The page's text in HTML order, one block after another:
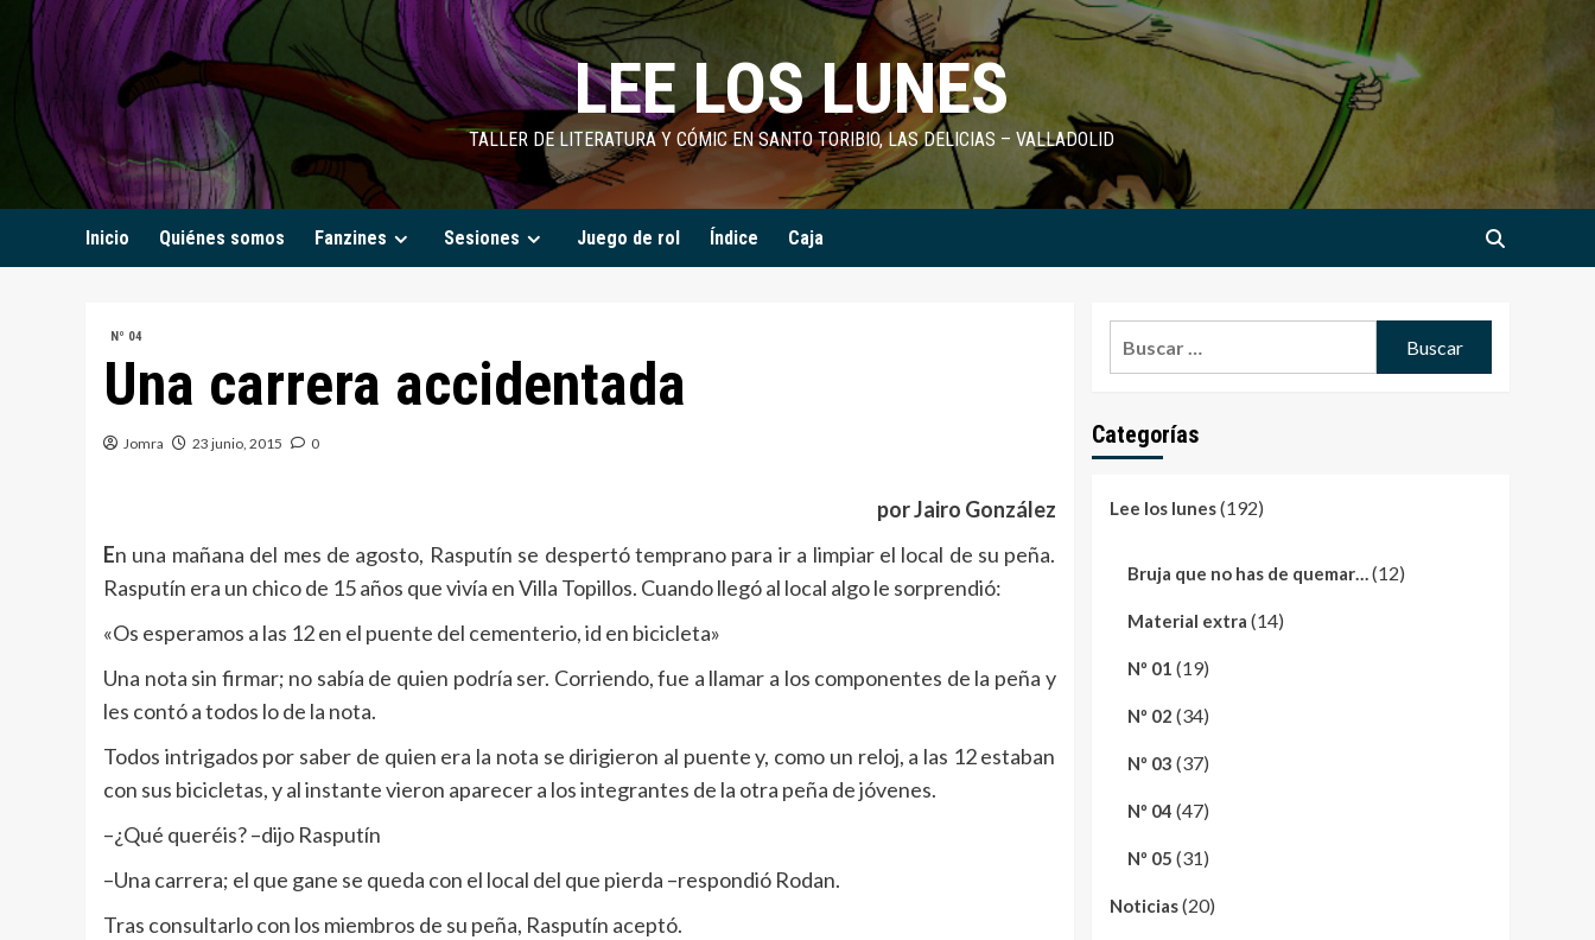
Saltar
contenido
LEE LOS LUNES
TALLER DE LITERATURA Y CÓMIC EN SANTO TORIBIO, LAS DELICIAS – VALLADOLID
Inicio Quiénes somos Fanzines Sesiones Juego de rol Índice Caja
Nº 04
Una carrera accidentada
Jomra 23 junio, 2015 0
por Jairo González
En una mañana del mes de agosto, Rasputín se despertó temprano para ir a limpiar el local de su peña.
Rasputín era un chico de 15 años que vivía en Villa Topillos. Cuando llegó al local algo le sorprendió:
«Os esperamos a las 12 en el puente del cementerio, id en bicicleta»
Una nota sin firmar; no sabía de quien podría ser. Corriendo, fue a llamar a los componentes de la peña y
les contó a todos lo de la nota.
Todos intrigados por saber de quien era la nota se dirigieron al puente y, como un reloj, a las 12 estaban
con sus bicicletas, y al instante vieron aparecer a los integrantes de la otra peña de jóvenes.
–¿Qué queréis? –dijo Rasputín
–Una carrera; el que gane se queda con el local del que pierda –respondió Rodan.
Tras consultarlo con los miembros de su peña, Rasputín aceptó.
Categorías
Lee los lunes(192)
Bruja que no has de quemar…(12)
Material extra (14)
Nº 01 (19)
Nº 02 (34)
Nº 03 (37)
Nº 04 (47)
Nº 05 (31)
Noticias(20)